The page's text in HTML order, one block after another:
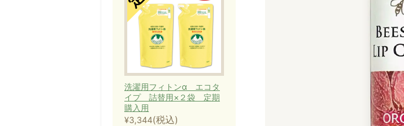
洗濯用フィトンα エコタ
イプ 詰替用×２袋 定期
購入用
¥3,344(税込)